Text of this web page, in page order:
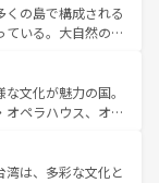
照してほしい。
。一方、アメリカ
ャニオンやイエロー
が融合した独特の
で異なる魅力を楽
感じることができ
い。
の島で構成される
いる。大自然の神
地といえばオアフ
島やカウアイ島が
をはじめ、豊かな
てくれるハワイの
イアンミュージッ
文化が魅力の国。
ペラハウス、オー
ル（エアーズロッ
ンズの熱帯雨林な
は、多彩な文化と